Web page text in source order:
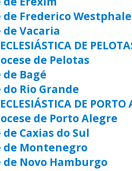
de Frederico
de Vacaria
DE
de Pelotas
de Bagé
do Rio Grande
DE PORTO
de Porto Alegre
de Caxias do Sul
de Montenegro
de Novo Hamburgo